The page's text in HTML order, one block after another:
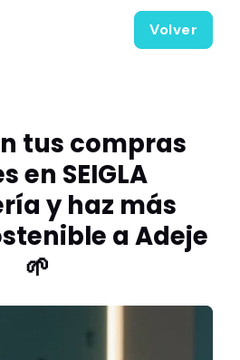
Volver
tus compras
en SEIGLA
y haz más
a Adeje
🌱